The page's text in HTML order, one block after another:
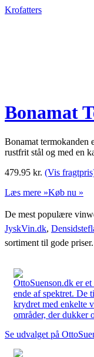
Krofatters
Bonamat
Bonamat termokanden
rustfrit stål og med en
479.95 kr. (Vis
Læs mere »Køb nu »
De mest populære
JyskVin.dk,
sortiment til gode priser.
OttoSuenson.dk er
ende af spektret. De
krydret med enkelte
områder, der dukker
Se udvalget på